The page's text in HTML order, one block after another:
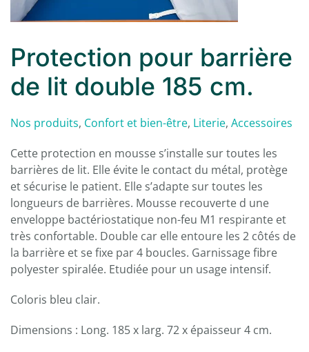
Protection pour barrière
de lit double 185 cm.
Nos produits, Confort et bien-être, Literie, Accessoires
Cette protection en mousse s’installe sur toutes les
barrières de lit. Elle évite le contact du métal, protège
et sécurise le patient. Elle s’adapte sur toutes les
longueurs de barrières. Mousse recouverte d une
enveloppe bactériostatique non-feu M1 respirante et
très confortable. Double car elle entoure les 2 côtés de
la barrière et se fixe par 4 boucles. Garnissage fibre
polyester spiralée. Etudiée pour un usage intensif.
Coloris bleu clair.
Dimensions : Long. 185 x larg. 72 x épaisseur 4 cm.